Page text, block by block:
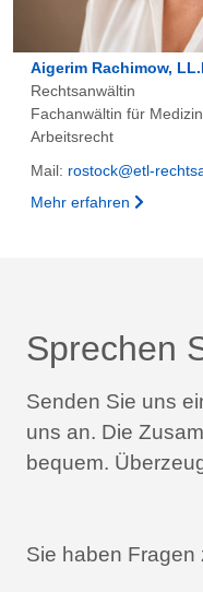
Aigerim Rachimow,
Rechtsanwältin
Fachanwältin für
Arbeitsrecht
Mail: rostock@etl-
Mehr erfahren
Sprechen
Senden Sie uns
uns an. Die
bequem.
Sie haben